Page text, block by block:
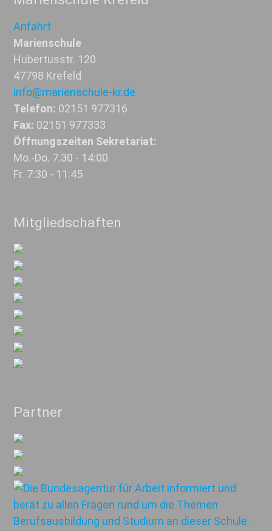
Anfahrt
Marienschule
Hubertusstr. 120
47798 Krefeld
info@marienschule-kr.de
Telefon: 02151 977316
Fax: 02151 977333
Öffnungszeiten Sekretariat:
Mo.-Do. 7.30 - 14:00
Fr. 7:30 - 11:45
Mitgliedschaften
Partner